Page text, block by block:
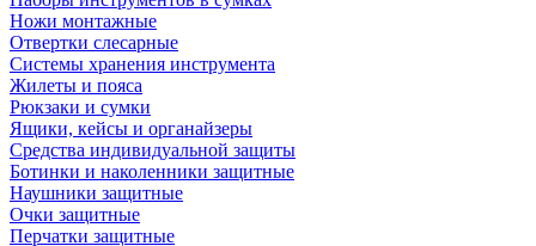
Ножи монтажные
Отвертки слесарные
Системы хранения инструмента
Жилеты и пояса
Рюкзаки и сумки
Ящики, кейсы и органайзеры
Средства индивидуальной защиты
Ботинки и наколенники защитные
Наушники защитные
Очки защитные
Перчатки защитные